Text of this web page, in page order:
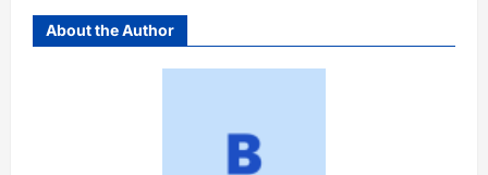
About the Author